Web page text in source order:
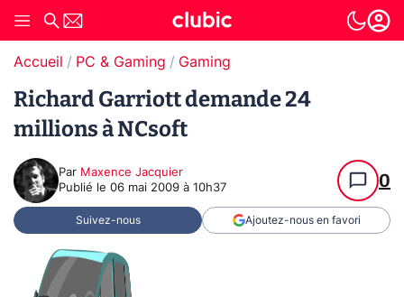
Accueil PC & Gaming Gaming
Richard Garriott demande 24
millions à NCsoft
Par Maxence Jacquier
Publié le 06 mai 2009 à 10h37 0
Suivez-nous Ajoutez-nous en favori